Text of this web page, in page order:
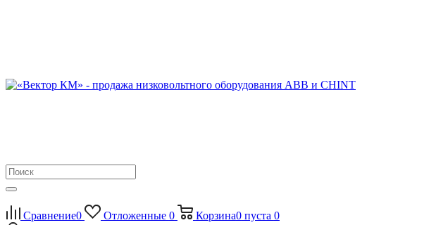
Сравнение0 Отложенные 0 Корзина0 пуста 0